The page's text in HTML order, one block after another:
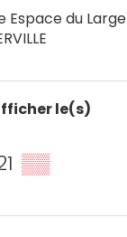
Espace du Large
le(s)
▒▒